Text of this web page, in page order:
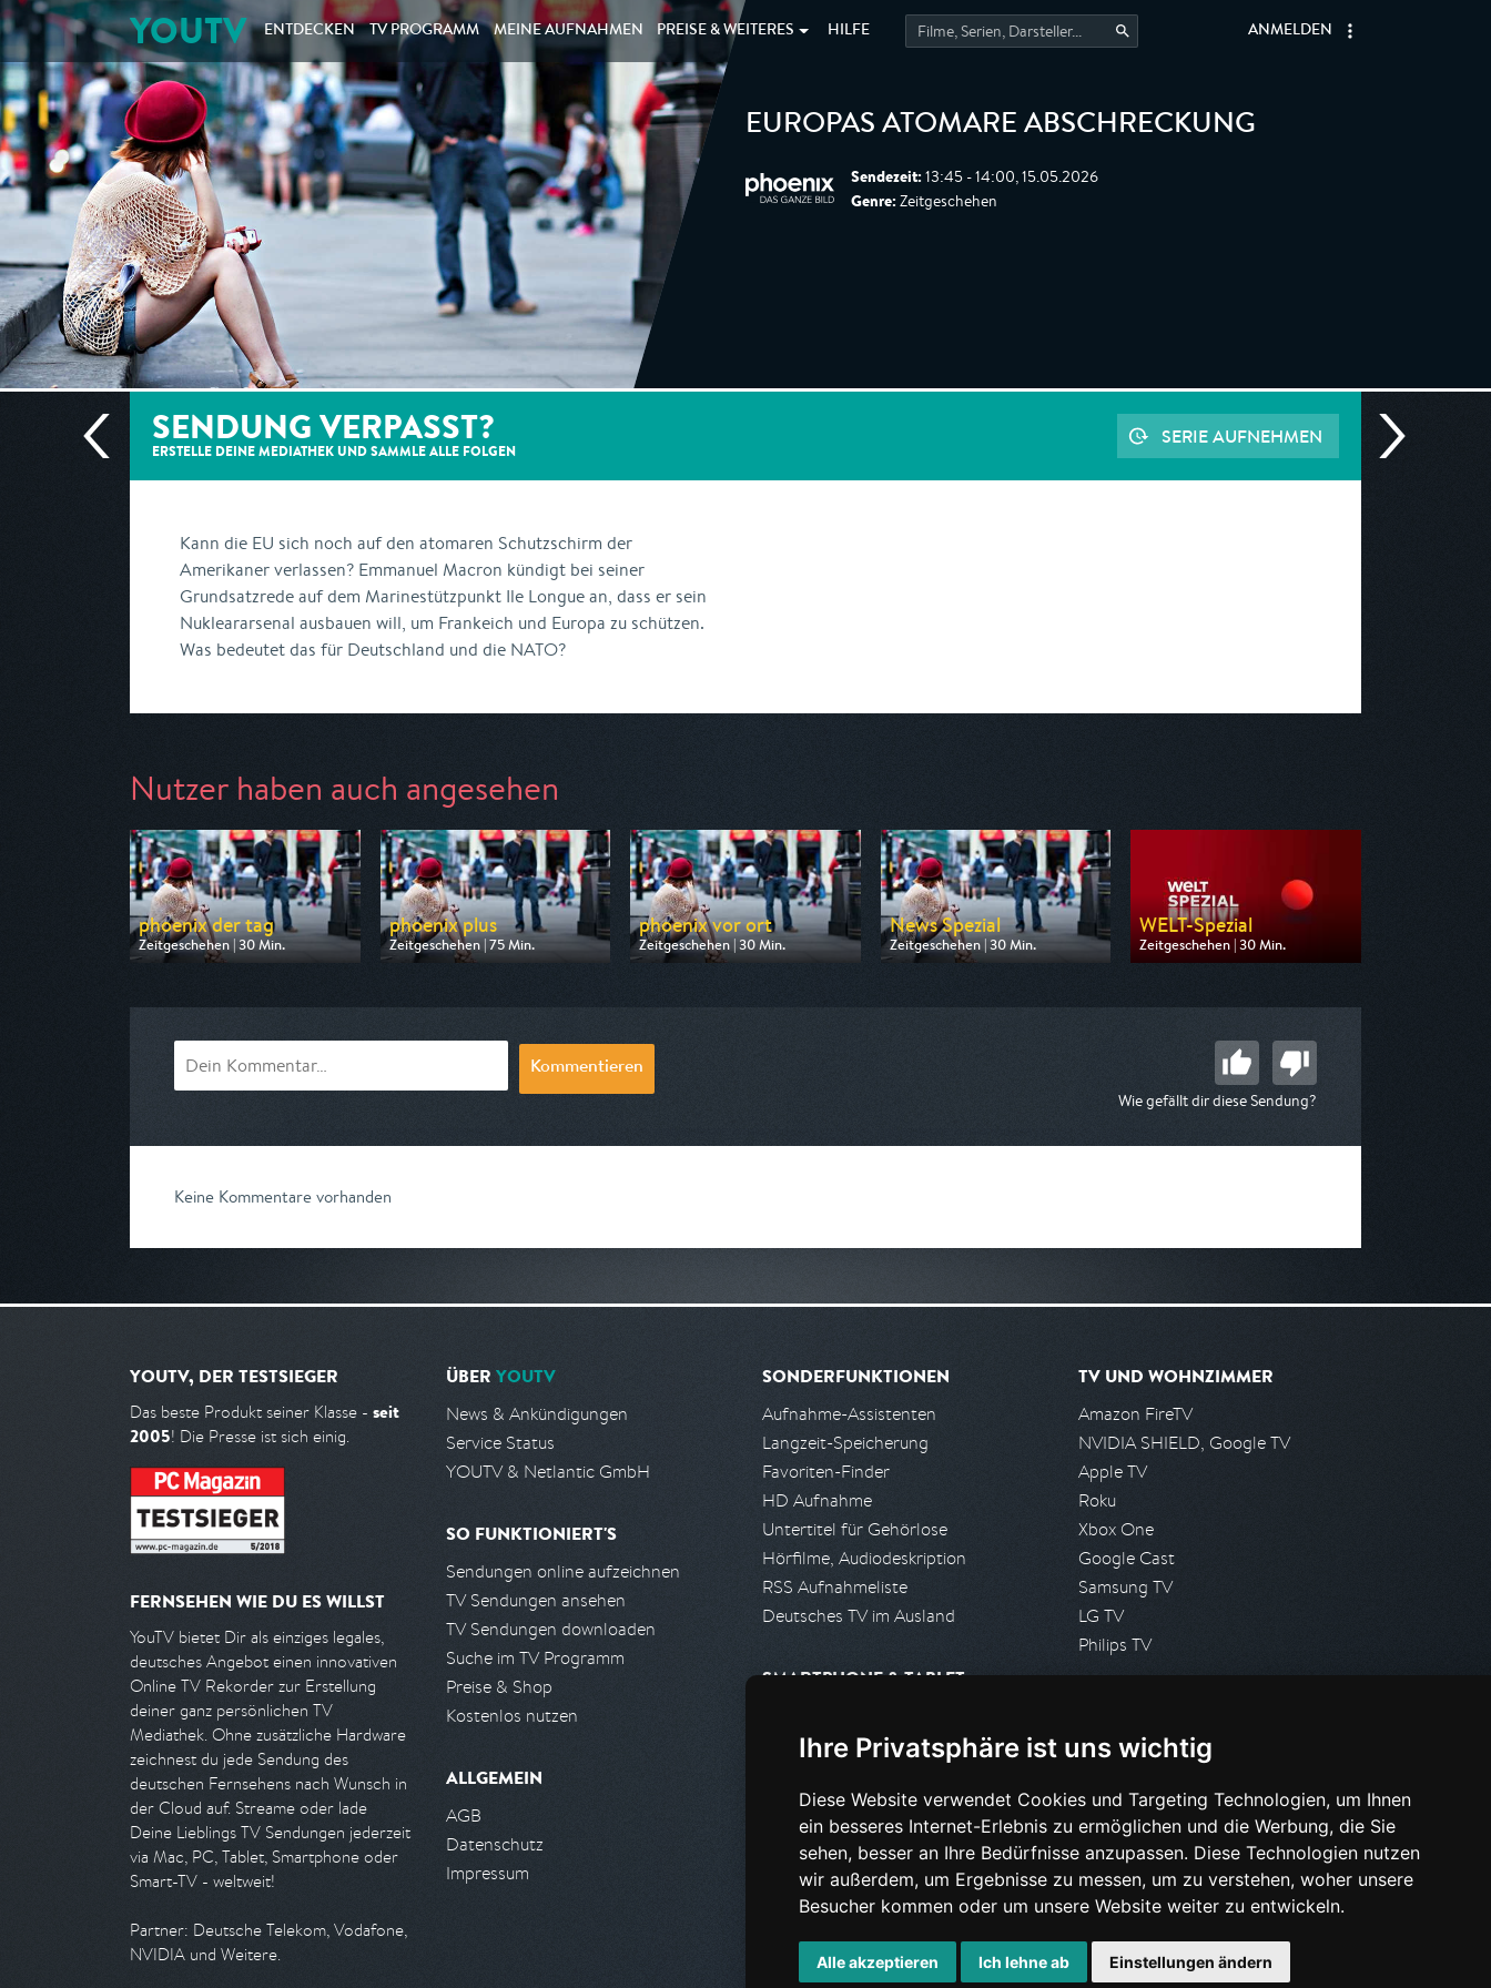
Ihre Privatsphäre ist uns wichtig
Diese Website verwendet Cookies und Targeting Technologien, um Ihnen
ein besseres Internet-Erlebnis zu ermöglichen und die Werbung, die Sie
sehen, besser an Ihre Bedürfnisse anzupassen. Diese Technologien nutzen
wir außerdem, um Ergebnisse zu messen, um zu verstehen, woher unsere
Besucher kommen oder um unsere Website weiter zu entwickeln.
Alle akzeptieren Ich lehne ab Einstellungen ändern
YOUTV ENTDECKEN TV PROGRAMM MEINEAUFNAHMEN PREISE & WEITERES HILFE ANMELDEN
EUROPAS ATOMARE ABSCHRECKUNG
Sendezeit: 13:45 - 14:00, 15.05.2026
Genre: Zeitgeschehen
SENDUNG VERPASST?
ERSTELLE DEINE MEDIATHEK UND SAMMLE ALLE FOLGEN
SERIE AUFNEHMEN
Kann die EU sich noch auf den atomaren Schutzschirm der
Amerikaner verlassen? Emmanuel Macron kündigt bei seiner
Grundsatzrede auf dem Marinestützpunkt Ile Longue an, dass er sein
Nukleararsenal ausbauen will, um Frankeich und Europa zu schützen.
Was bedeutet das für Deutschland und die NATO?
Nutzer haben auch angesehen
phoenix der tag
Zeitgeschehen | 30 Min.
Ausgestrahlt von Phoenix
phoenix plus
Zeitgeschehen | 75 Min.
Ausgestrahlt von Phoenix
phoenix vor ort
Zeitgeschehen | 30 Min.
Ausgestrahlt von Phoenix
News Spezial
Zeitgeschehen | 30 Min.
Ausgestrahlt von n-tv
WELT-Spezial
Zeitgeschehen | 30 Min.
Ausgestrahlt von WELT
Kommentieren
Wie gefällt dir diese Sendung?
Keine Kommentare vorhanden
YOUTV, DER TESTSIEGER
Das beste Produkt seiner Klasse - seit
2005! Die Presse ist sich einig.
FERNSEHEN WIE DU ES WILLST
YouTV bietet Dir als einziges legales,
deutsches Angebot einen innovativen
Online TV Rekorder zur Erstellung
deiner ganz persönlichen TV
Mediathek. Ohne zusätzliche Hardware
zeichnest du jede Sendung des
deutschen Fernsehens nach Wunsch in
der Cloud auf. Streame oder lade
Deine Lieblings TV Sendungen jederzeit
via Mac, PC, Tablet, Smartphone oder
Smart-TV - weltweit!
Partner: Deutsche Telekom, Vodafone,
NVIDIA und Weitere.
ÜBER YOUTV
News & Ankündigungen
Service Status
YOUTV & Netlantic GmbH
SO FUNKTIONIERT'S
Sendungen online aufzeichnen
TV Sendungen ansehen
TV Sendungen downloaden
Suche im TV Programm
Preise & Shop
Kostenlos nutzen
ALLGEMEIN
AGB
Datenschutz
Impressum
SONDERFUNKTIONEN
Aufnahme-Assistenten
Langzeit-Speicherung
Favoriten-Finder
HD Aufnahme
Untertitel für Gehörlose
Hörfilme, Audiodeskription
RSS Aufnahmeliste
Deutsches TV im Ausland
SMARTPHONE & TABLET
Android App
PARTNER
Partnerliste
Partner werden
TV UND WOHNZIMMER
Amazon FireTV
NVIDIA SHIELD, Google TV
Apple TV
Roku
Xbox One
Google Cast
Samsung TV
LG TV
Philips TV
Presseanfrage stellen
HILFE & SUPPORT
Häufig gestellte Fragen
Anfrage stellen